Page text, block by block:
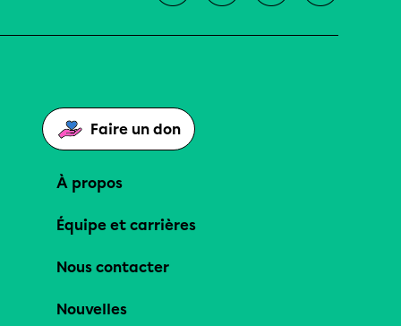
Faire un don
À propos
Équipe et carrières
Nous contacter
Nouvelles